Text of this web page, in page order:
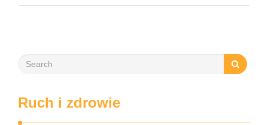
praktykowanie tej pozycji może poprawić elastyczność
Ruch i zdrowie